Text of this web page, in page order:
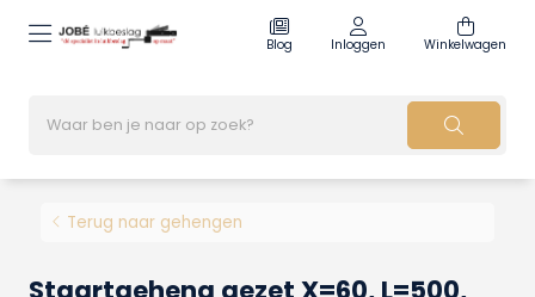
Blog Inloggen Winkelwagen
Terug naar gehengen